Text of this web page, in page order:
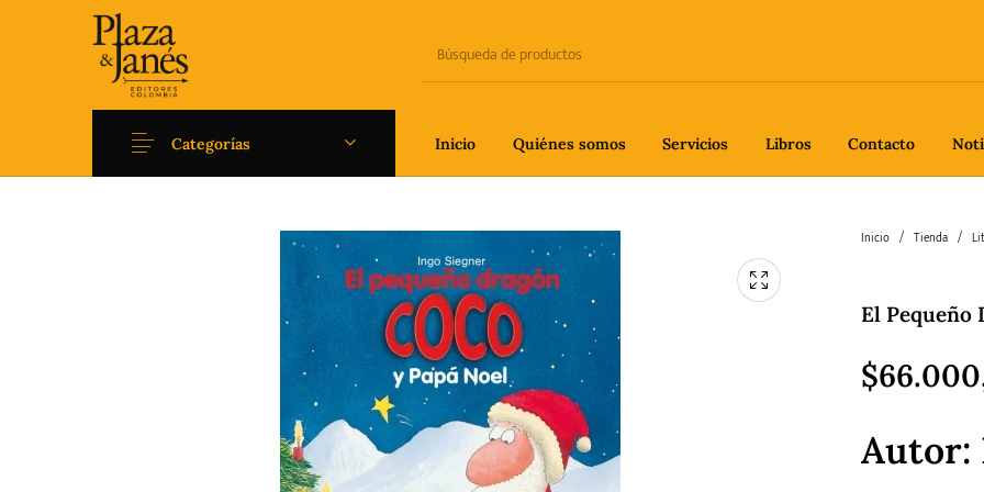
Inicio Quiénes somos Servicios Libros Contacto
Categorías
Ficción Filosofía
Literatura universal y
Clásicos
Pedagogía
Inicio / Tienda /
El Pequeño
$
Autor: